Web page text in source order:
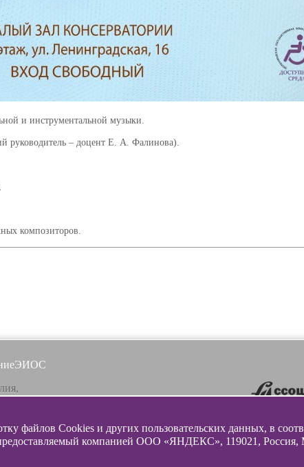
и инструментальной музыки.
руководитель – доцент Е. А. Фалинова).
композиторов.
ЭИОС
файлов Cookies и других пользовательских данных, в
компанией ООО «ЯНДЕКС», 119021,